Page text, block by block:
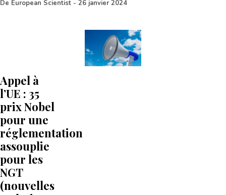
De European Scientist - 26 janvier 2024
Appel à
l’UE : 35
prix Nobel
pour une
réglementation
assouplie
pour les
NGT
(nouvelles